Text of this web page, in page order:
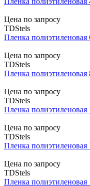
Цена по запросу
TDStels
Пленка
Цена по запросу
TDStels
Пленка
Цена по запросу
TDStels
Пленка
Цена по запросу
TDStels
Пленка
Цена по запросу
TDStels
Пленка